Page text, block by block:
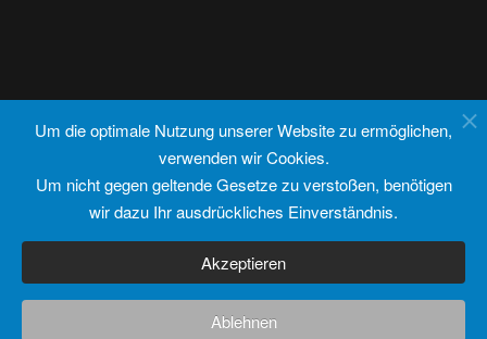
Um die optimale Nutzung unserer Website zu ermöglichen,
verwenden wir Cookies.
Um nicht gegen geltende Gesetze zu verstoßen, benötigen
wir dazu Ihr ausdrückliches Einverständnis.
Akzeptieren
Ablehnen